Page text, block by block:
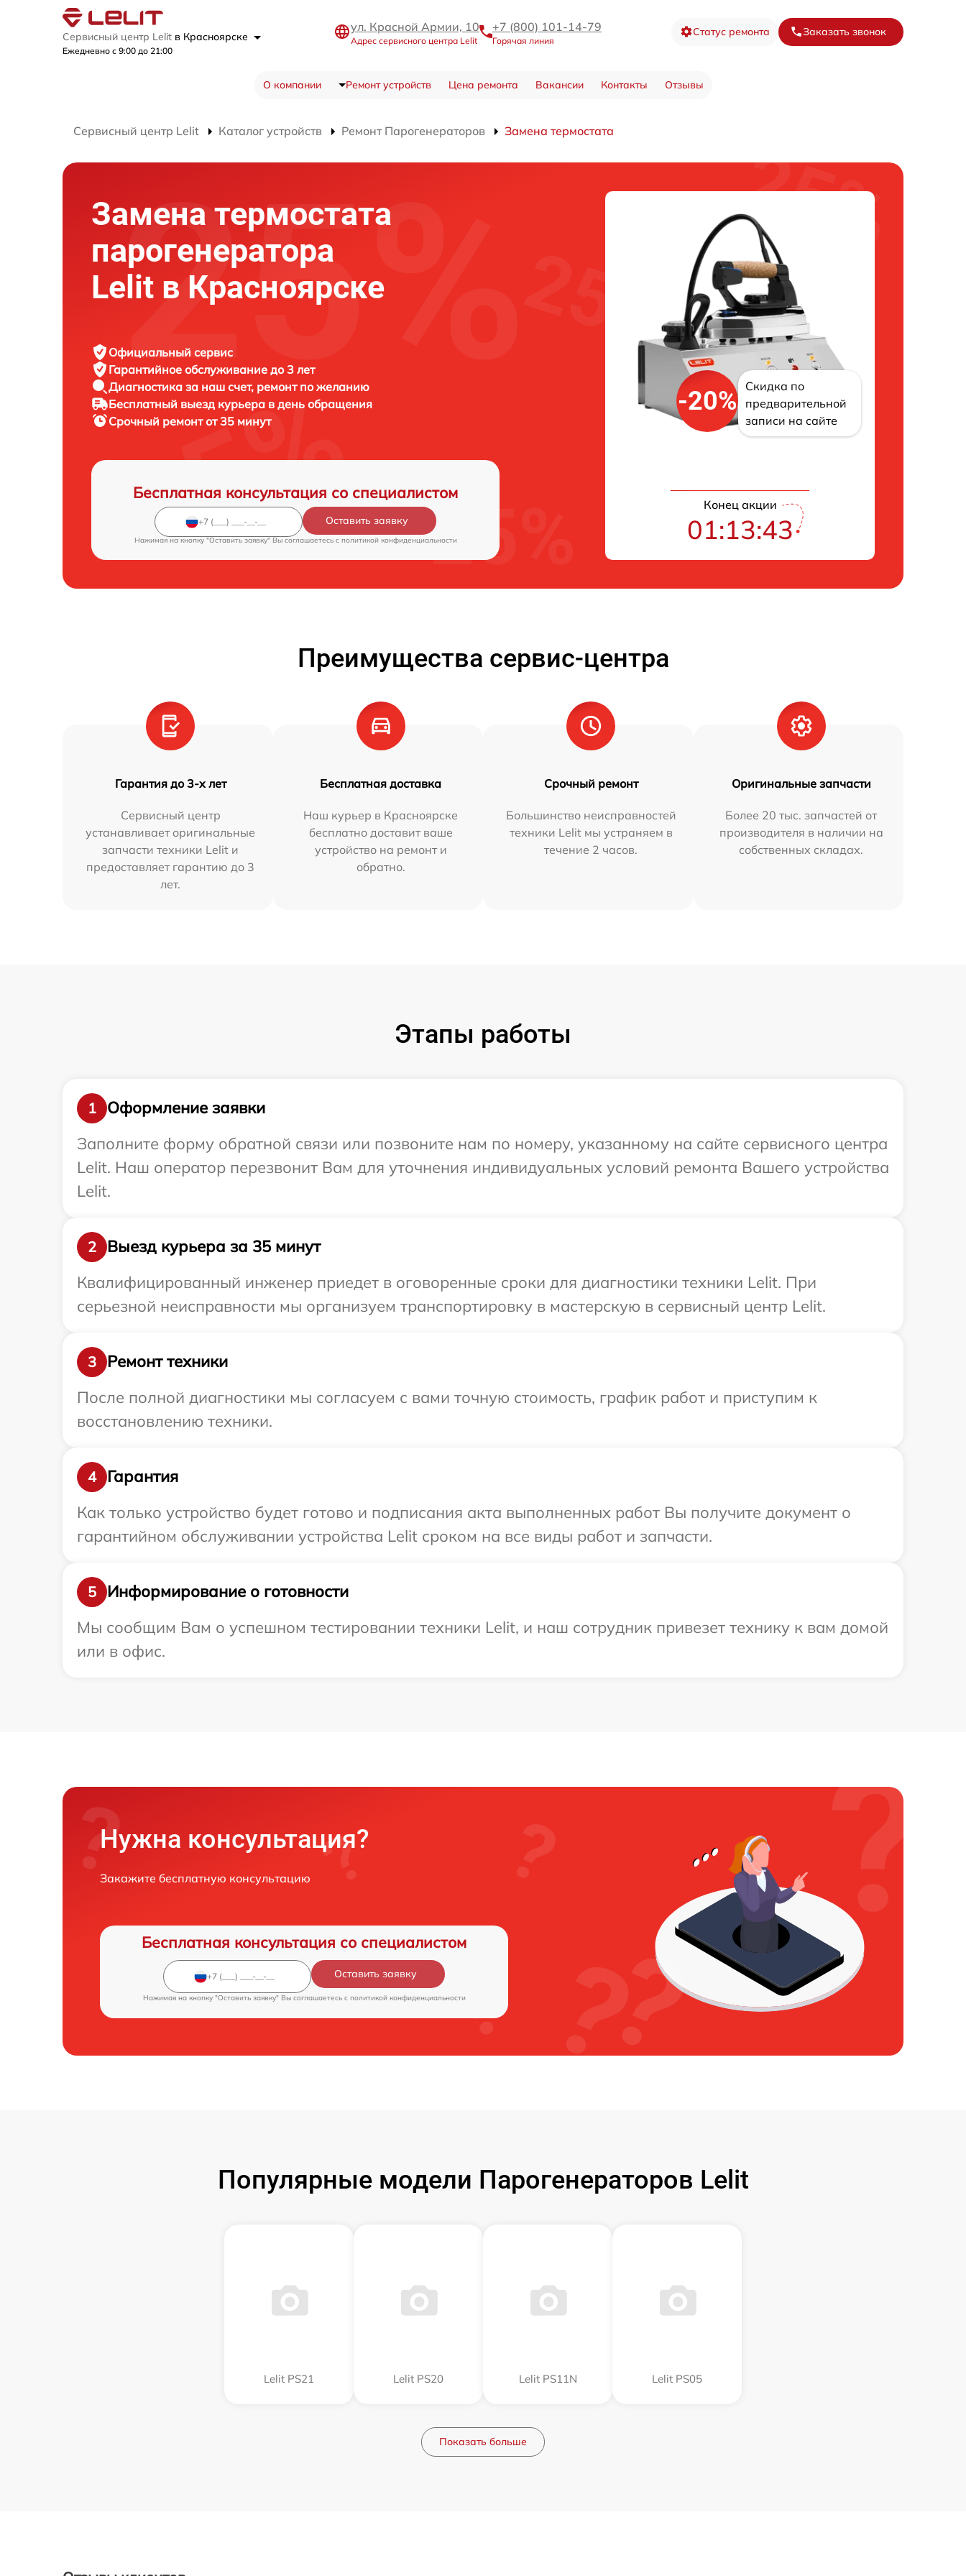
Сервисный центр Lelit в Красноярске
Ежедневно с 9:00 до 21:00
ул. Красной Армии, 10
Адрес сервисного центра Lelit
+7 (800) 101-14-79
Горячая линия
Статус ремонта Заказать звонок
О компании Ремонт устройств Цена ремонта Вакансии Контакты Отзывы
Сервисный центр Lelit Каталог устройств Ремонт Парогенераторов Замена термостата
Замена термостата
парогенератора
Lelit в Красноярске
Официальный сервис
Гарантийное обслуживание до 3 лет
Диагностика за наш счет, ремонт по желанию
Бесплатный выезд курьера в день обращения
Срочный ремонтот 35 минут
Бесплатная консультация со специалистом
Оставить заявку
Нажимая на кнопку "Оставить заявку" Вы соглашаетесь c политикой конфиденциальности
-20%
Скидка по
предварительной
записи на сайте
Конец акции
01:13:42
Преимущества сервис-центра
Гарантия до 3-х лет
Сервисный центр
устанавливает оригинальные
запчасти техники Lelit и
предоставляет гарантию до 3
лет.
Бесплатная доставка
Наш курьер в Красноярске
бесплатно доставит ваше
устройство на ремонт и
обратно.
Срочный ремонт
Большинство неисправностей
техники Lelit мы устраняем в
течение 2 часов.
Оригинальные запчасти
Более 20 тыс. запчастей от
производителя в наличии на
собственных складах.
Этапы работы
1
Оформление заявки
Заполните форму обратной связи или позвоните нам по номеру, указанному на сайте сервисного центра
Lelit. Наш оператор перезвонит Вам для уточнения индивидуальных условий ремонта Вашего устройства
Lelit.
2
Выезд курьера за 35 минут
Квалифицированный инженер приедет в оговоренные сроки для диагностики техники Lelit. При
серьезной неисправности мы организуем транспортировку в мастерскую в сервисный центр Lelit.
3
Ремонт техники
После полной диагностики мы согласуем с вами точную стоимость, график работ и приступим к
восстановлению техники.
4
Гарантия
Как только устройство будет готово и подписания акта выполненных работ Вы получите документ о
гарантийном обслуживании устройства Lelit сроком на все виды работ и запчасти.
5
Информирование о готовности
Мы сообщим Вам о успешном тестировании техники Lelit, и наш сотрудник привезет технику к вам домой
или в офис.
Нужна консультация?
Закажите бесплатную консультацию
Бесплатная консультация со специалистом
Оставить заявку
Нажимая на кнопку "Оставить заявку" Вы соглашаетесь c политикой конфиденциальности
Популярные модели Парогенераторов Lelit
Lelit PS21 Lelit PS20 Lelit PS11N Lelit PS05
Показать больше